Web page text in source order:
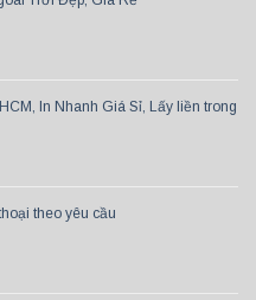
In Nhanh Giá Sỉ, Lấy liền trong
theo yêu cầu